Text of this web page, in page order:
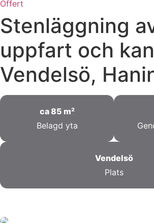
Offert
Stenläggning
uppfart och
Vendelsö,
ca 85 m²
Belagd yta
Vendelsö
Plats